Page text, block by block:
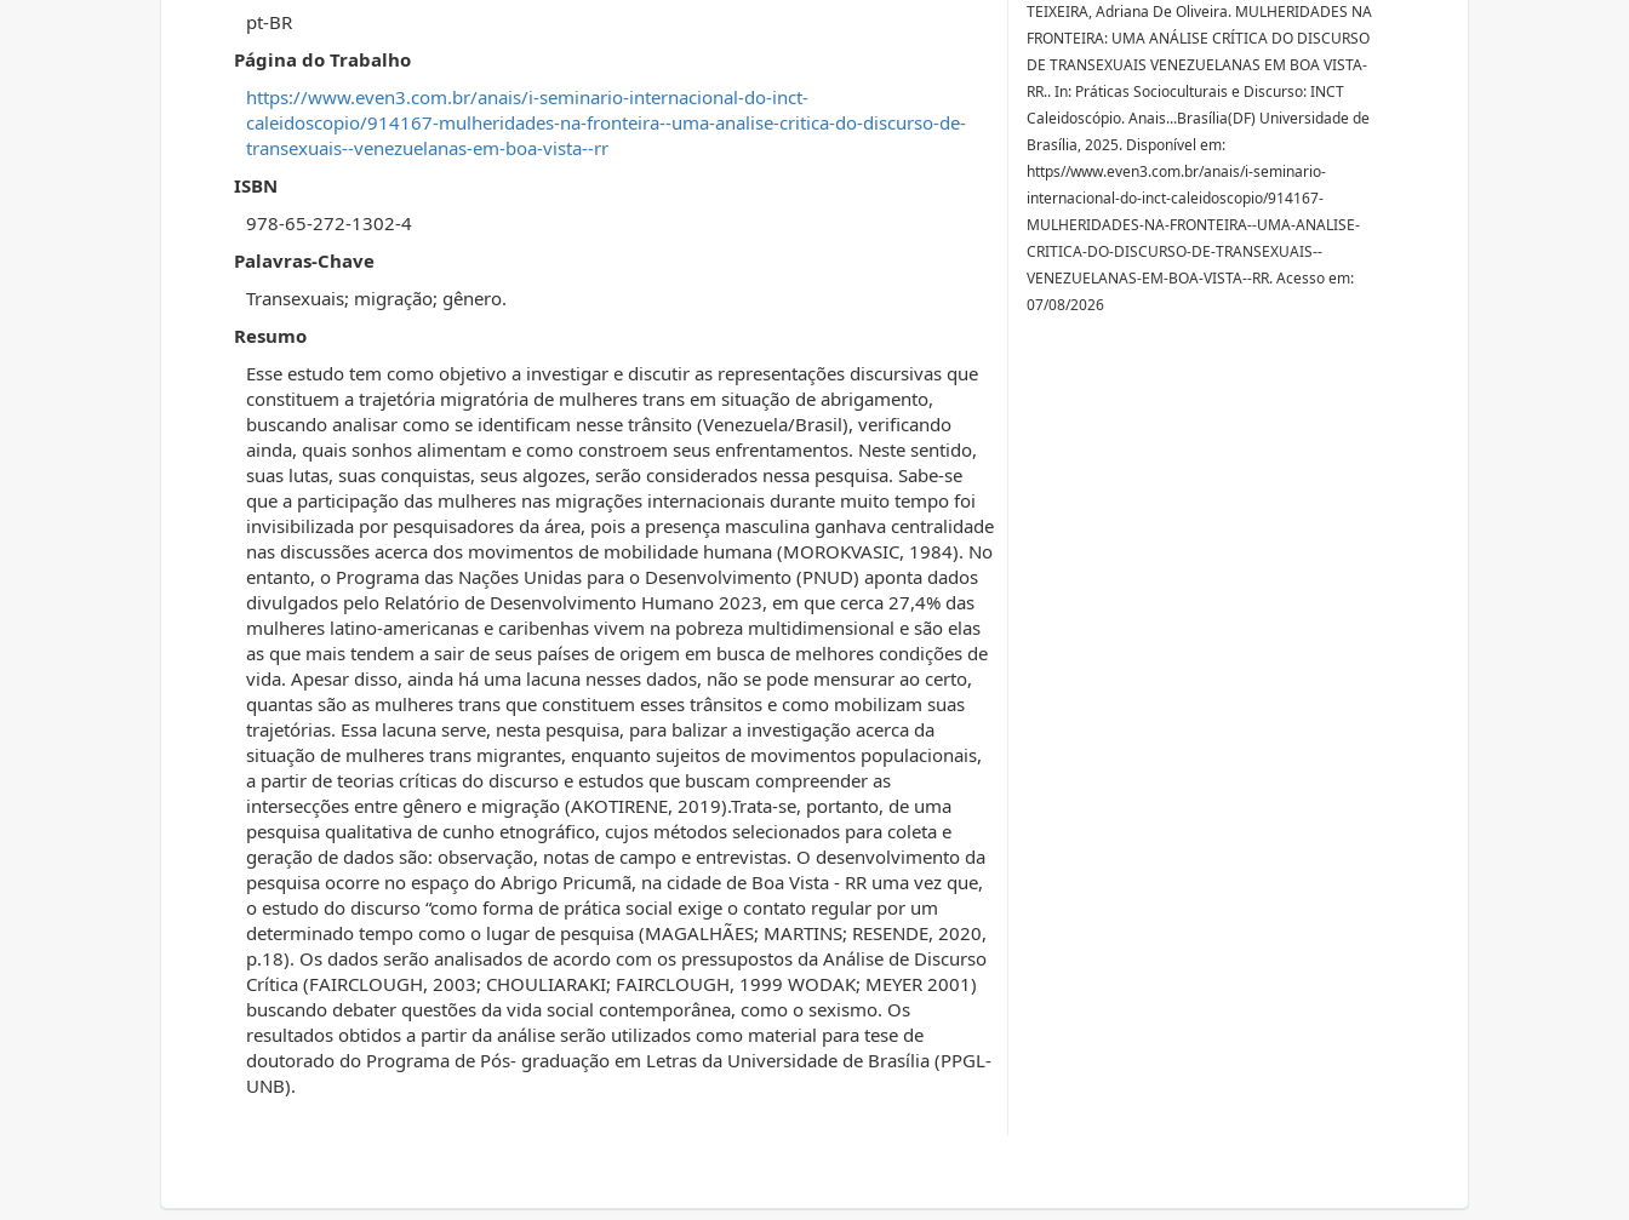
pt-BR
Página do Trabalho
https://www.even3.com.br/anais/i-seminario-internacional-do-inct-
caleidoscopio/914167-mulheridades-na-fronteira--uma-analise-critica-do-discurso-de-
transexuais--venezuelanas-em-boa-vista--rr
ISBN
978-65-272-1302-4
Palavras-Chave
Transexuais; migração; gênero.
Resumo
Esse estudo tem como objetivo a investigar e discutir as representações discursivas que
constituem a trajetória migratória de mulheres trans em situação de abrigamento,
buscando analisar como se identificam nesse trânsito (Venezuela/Brasil), verificando
ainda, quais sonhos alimentam e como constroem seus enfrentamentos. Neste sentido,
suas lutas, suas conquistas, seus algozes, serão considerados nessa pesquisa. Sabe-se
que a participação das mulheres nas migrações internacionais durante muito tempo foi
invisibilizada por pesquisadores da área, pois a presença masculina ganhava centralidade
nas discussões acerca dos movimentos de mobilidade humana (MOROKVASIC, 1984). No
entanto, o Programa das Nações Unidas para o Desenvolvimento (PNUD) aponta dados
divulgados pelo Relatório de Desenvolvimento Humano 2023, em que cerca 27,4% das
mulheres latino-americanas e caribenhas vivem na pobreza multidimensional e são elas
as que mais tendem a sair de seus países de origem em busca de melhores condições de
vida. Apesar disso, ainda há uma lacuna nesses dados, não se pode mensurar ao certo,
quantas são as mulheres trans que constituem esses trânsitos e como mobilizam suas
trajetórias. Essa lacuna serve, nesta pesquisa, para balizar a investigação acerca da
situação de mulheres trans migrantes, enquanto sujeitos de movimentos populacionais,
a partir de teorias críticas do discurso e estudos que buscam compreender as
intersecções entre gênero e migração (AKOTIRENE, 2019).Trata-se, portanto, de uma
pesquisa qualitativa de cunho etnográfico, cujos métodos selecionados para coleta e
geração de dados são: observação, notas de campo e entrevistas. O desenvolvimento da
pesquisa ocorre no espaço do Abrigo Pricumã, na cidade de Boa Vista - RR uma vez que,
o estudo do discurso “como forma de prática social exige o contato regular por um
determinado tempo como o lugar de pesquisa (MAGALHÃES; MARTINS; RESENDE, 2020,
p.18). Os dados serão analisados de acordo com os pressupostos da Análise de Discurso
Crítica (FAIRCLOUGH, 2003; CHOULIARAKI; FAIRCLOUGH, 1999 WODAK; MEYER 2001)
buscando debater questões da vida social contemporânea, como o sexismo. Os
resultados obtidos a partir da análise serão utilizados como material para tese de
doutorado do Programa de Pós- graduação em Letras da Universidade de Brasília (PPGL-
UNB).
TEIXEIRA, Adriana De Oliveira. MULHERIDADES NA
FRONTEIRA: UMA ANÁLISE CRÍTICA DO DISCURSO
DE TRANSEXUAIS VENEZUELANAS EM BOA VISTA-
RR.. In: Práticas Socioculturais e Discurso: INCT
Caleidoscópio. Anais...Brasília(DF) Universidade de
Brasília, 2025. Disponível em:
https//www.even3.com.br/anais/i-seminario-
internacional-do-inct-caleidoscopio/914167-
MULHERIDADES-NA-FRONTEIRA--UMA-ANALISE-
CRITICA-DO-DISCURSO-DE-TRANSEXUAIS--
VENEZUELANAS-EM-BOA-VISTA--RR. Acesso em:
07/08/2026